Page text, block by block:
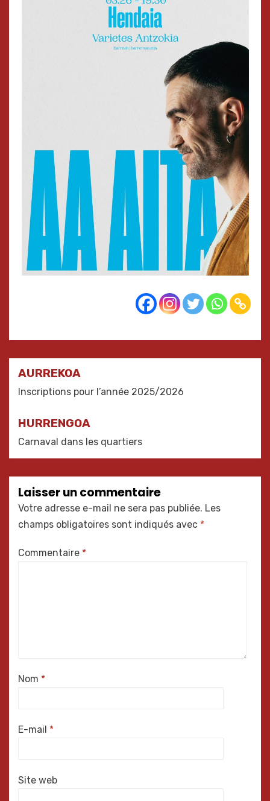
Navigation
de
l’article
AURREKOA
Inscriptions pour l’année 2025/2026
HURRENGOA
Carnaval dans les quartiers
Laisser un commentaire
Votre adresse e-mail ne sera pas publiée. Les
champs obligatoires sont indiqués avec *
Commentaire *
Nom *
E-mail *
Site web